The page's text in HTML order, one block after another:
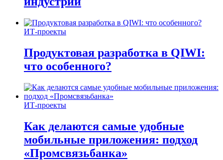
ИТ-проекты
Продуктовая разработка в QIWI:
что особенного?
ИТ-проекты
Как делаются самые удобные
мобильные приложения: подход
«Промсвязьбанка»